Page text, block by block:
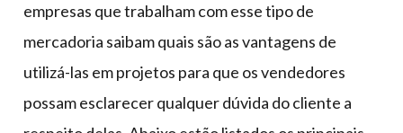
empresas que trabalham com esse tipo de
mercadoria saibam quais são as vantagens de
utilizá-las em projetos para que os vendedores
possam esclarecer qualquer dúvida do cliente a